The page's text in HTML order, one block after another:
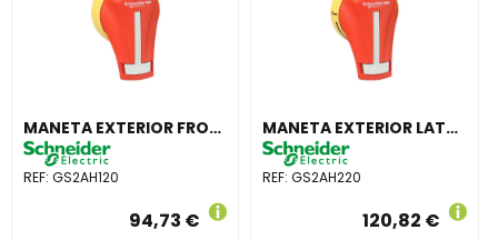
MANETA EXTERIOR FRONTAL 30-60A 3R 12 ROJA
REF: GS2AH120
94,73 €
MANETA EXTERIOR LATERAL DERECHA 32-63A IP65 ROJA
REF:GS2AH220
120,82 €